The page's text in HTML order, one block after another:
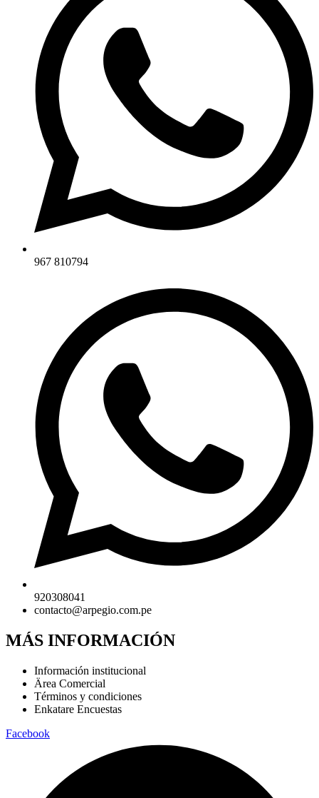
967 810794
920308041
contacto@arpegio.com.pe
MÁS INFORMACIÓN
Información institucional
Ärea Comercial
Términos y condiciones
Enkatare Encuestas
Facebook